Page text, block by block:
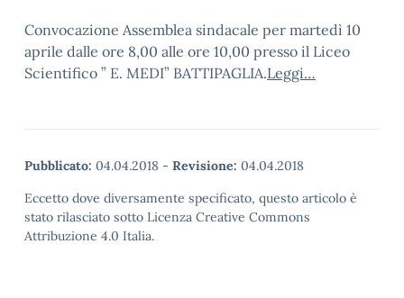
Convocazione Assemblea sindacale per martedì 10
aprile dalle ore 8,00 alle ore 10,00 presso il Liceo
Scientifico ” E. MEDI” BATTIPAGLIA.Leggi…
Pubblicato: 04.04.2018 - Revisione: 04.04.2018
Eccetto dove diversamente specificato, questo articolo è
stato rilasciato sotto Licenza Creative Commons
Attribuzione 4.0 Italia.